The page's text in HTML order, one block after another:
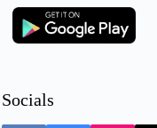
Socials